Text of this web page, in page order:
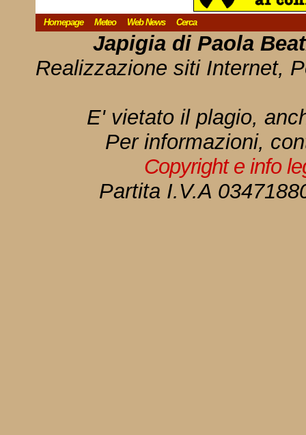
Homepage Meteo Web News Cerca
Japigia di Paola
Realizzazione siti Internet,
E' vietato il plagio,
Per informazioni,
Copyright e info
Partita I.V.A